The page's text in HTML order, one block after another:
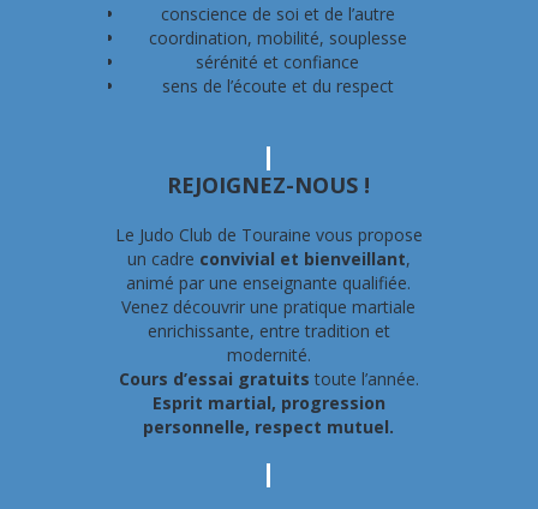
conscience de soi et de l’autre
coordination, mobilité, souplesse
sérénité et confiance
sens de l’écoute et du respect
REJOIGNEZ-NOUS !
Le Judo Club de Touraine vous propose
un cadre convivial et bienveillant,
animé par une enseignante qualifiée.
Venez découvrir une pratique martiale
enrichissante, entre tradition et
modernité.
Cours d’essai gratuits toute l’année.
Esprit martial, progression
personnelle, respect mutuel.